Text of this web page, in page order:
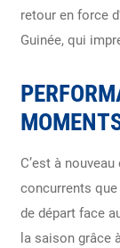
retour en force
Guinée, qui
C’est à
concurrents
de départ face
la saison grâce